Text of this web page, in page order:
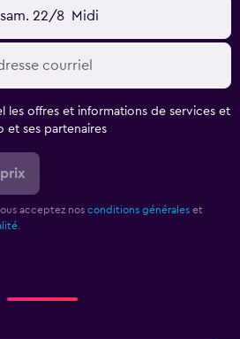
sam. 22/8 Midi
les offres et informations de services et
ses partenaires
acceptez nos conditions générales et